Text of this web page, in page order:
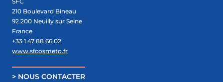
210 Boulevard Bineau
92 200 Neuilly sur Seine
France
+33 1 47 88 66 02
www.sfcosmeto.fr
> NOUS CONTACTER